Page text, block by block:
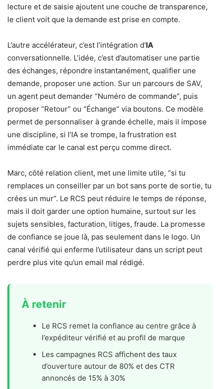
lecture et de saisie ajoutent une couche de transparence,
le client voit que la demande est prise en compte.
L’autre accélérateur, c’est l’intégration d’IA
conversationnelle. L’idée, c’est d’automatiser une partie
des échanges, répondre instantanément, qualifier une
demande, proposer une action. Sur un parcours de SAV,
un agent peut demander “Numéro de commande”, puis
proposer “Retour” ou “Échange” via boutons. Ce modèle
permet de personnaliser à grande échelle, mais il impose
une discipline, si l’IA se trompe, la frustration est
immédiate car le canal est perçu comme direct.
Marc, côté relation client, met une limite utile, “si tu
remplaces un conseiller par un bot sans porte de sortie, tu
crées un mur”. Le RCS peut réduire le temps de réponse,
mais il doit garder une option humaine, surtout sur les
sujets sensibles, facturation, litiges, fraude. La promesse
de confiance se joue là, pas seulement dans le logo. Un
canal vérifié qui enferme l’utilisateur dans un script peut
perdre plus vite qu’un email mal rédigé.
À retenir
Le RCS remet la confiance au centre grâce à
l’expéditeur vérifié et au profil de marque
Les campagnes RCS affichent des taux
d’ouverture autour de 80% et des CTR
annoncés de 15% à 30%